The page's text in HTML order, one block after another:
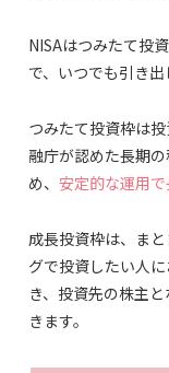
NISAはつみたて投
で、いつでも引き出
つみたて投資枠は
融庁が認めた長期
め、安定的な運用
成長投資枠は、ま
グで投資したい人
き、投資先の株主
きます。